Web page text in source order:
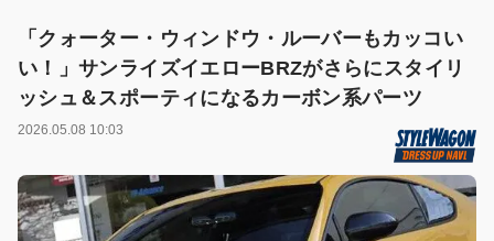
「クォーター・ウィンドウ・ルーバーもカッコい
い！」サンライズイエローBRZがさらにスタイリ
ッシュ＆スポーティになるカーボン系パーツ
2026.05.08 10:03